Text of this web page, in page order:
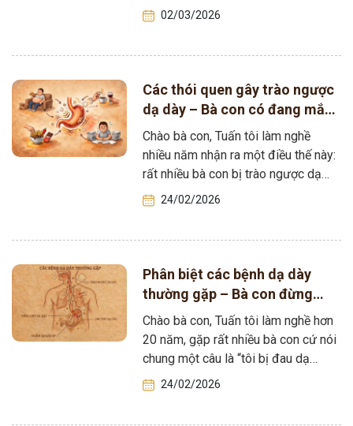
rằng đêm…
02/03/2026
Các thói quen gây trào ngược
dạ dày – Bà con có đang mắc
phải không?
Chào bà con, Tuấn tôi làm nghề
nhiều năm nhận ra một điều thế này:
rất nhiều bà con bị trào ngược dạ
dày chữa…
24/02/2026
Phân biệt các bệnh dạ dày
thường gặp – Bà con đừng
nhầm lẫn kẻo chữa sai cách
Chào bà con, Tuấn tôi làm nghề hơn
20 năm, gặp rất nhiều bà con cứ nói
chung một câu là “tôi bị đau dạ…
24/02/2026